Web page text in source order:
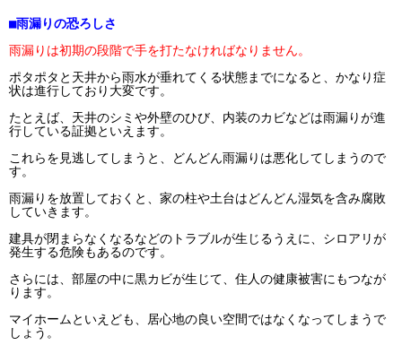
■雨漏りの恐ろしさ
雨漏りは初期の段階で手を打たなければなりません。
ポタポタと天井から雨水が垂れてくる状態までになると、かなり症
状は進行しており大変です。
たとえば、天井のシミや外壁のひび、内装のカビなどは雨漏りが進
行している証拠といえます。
これらを見逃してしまうと、どんどん雨漏りは悪化してしまうので
す。
雨漏りを放置しておくと、家の柱や土台はどんどん湿気を含み腐敗
していきます。
建具が閉まらなくなるなどのトラブルが生じるうえに、シロアリが
発生する危険もあるのです。
さらには、部屋の中に黒カビが生じて、住人の健康被害にもつなが
ります。
マイホームといえども、居心地の良い空間ではなくなってしまうで
しょう。